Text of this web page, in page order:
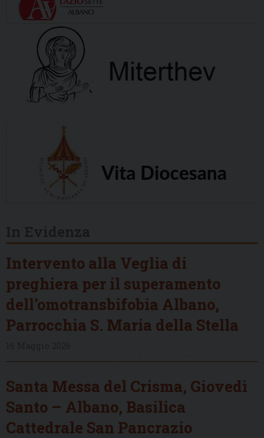
Intervento alla Veglia di
preghiera per il superamento
dell’omotransbifobia Albano,
Parrocchia S. Maria della Stella
Santa Messa del Crisma, Giovedì
Santo – Albano, Basilica
Cattedrale San Pancrazio